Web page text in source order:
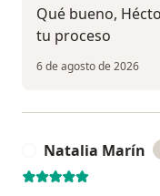
Qué bueno,
tu proceso
6 de agosto de 2026
Natalia Marín